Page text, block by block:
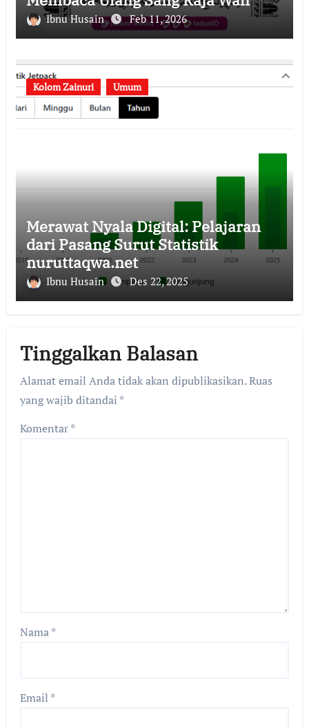
Ibnu Husain Feb 11, 2026
Kolom Zainuri Umum
Merawat Nyala Digital: Pelajaran
dari Pasang Surut Statistik
nuruttaqwa.net
Ibnu Husain Des 22, 2025
Tinggalkan Balasan
Alamat email Anda tidak akan dipublikasikan.Ruas
yang wajib ditandai *
Komentar*
Nama*
Email *